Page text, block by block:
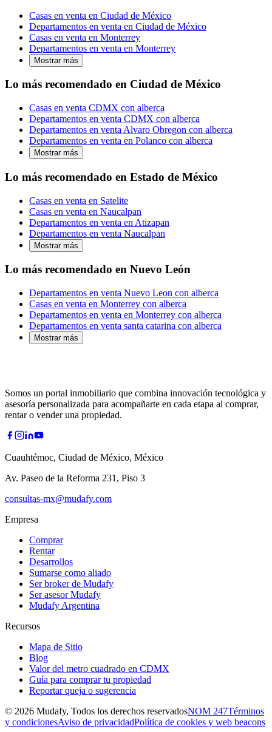
Casas en venta en Ciudad de México
Departamentos en venta en Ciudad de México
Casas en venta en Monterrey
Departamentos en venta en Monterrey
Mostrar más
Lo más recomendado en Ciudad de México
Casas en venta CDMX con alberca
Departamentos en venta CDMX con alberca
Departamentos en venta Alvaro Obregon con alberca
Departamentos en venta en Polanco con alberca
Mostrar más
Lo más recomendado en Estado de México
Casas en venta en Satelite
Casas en venta en Naucalpan
Departamentos en venta en Atizapan
Departamentos en venta Naucalpan
Mostrar más
Lo más recomendado en Nuevo León
Departamentos en venta Nuevo Leon con alberca
Casas en venta en Monterrey con alberca
Departamentos en venta en Monterrey con alberca
Departamentos en venta santa catarina con alberca
Mostrar más
Somos un portal inmobiliario que combina innovación tecnológica y
asesoría personalizada para acompañarte en cada etapa al comprar,
rentar o vender una propiedad.
Cuauhtémoc, Ciudad de México, México
Av. Paseo de la Reforma 231, Piso 3
consultas-mx@mudafy.com
Empresa
Comprar
Rentar
Desarrollos
Sumarse como aliado
Ser broker de Mudafy
Ser asesor Mudafy
Mudafy Argentina
Recursos
Mapa de Sitio
Blog
Valor del metro cuadrado en CDMX
Guía para comprar tu propiedad
Reportar queja o sugerencia
© 2026 Mudafy, Todos los derechos reservadosNOM 247Términos
y condicionesAviso de privacidadPolítica de cookies y web beacons